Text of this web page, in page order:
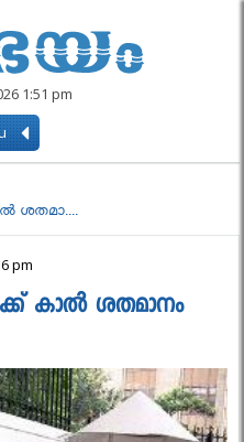
1:51 pm
ശതമാ....
pm
കാല്‍ ശതമാനം